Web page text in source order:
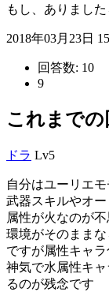
もし、ありまし
2018年03月23日
回答数: 10
9
これまでの
ドラ Lv5
自分はユーリエ
武器スキルやオー
属性が火なのが
環境がそのまま
ですが属性キャ
神気で水属性キ
るのが残念です